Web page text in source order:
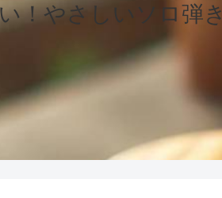
！やさしいソロ弾き